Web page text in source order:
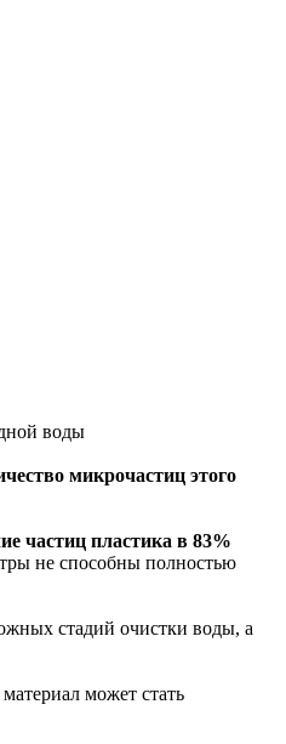
воды
микрочастиц этого
частиц пластика в 83%
не способны полностью
стадий очистки воды, а
может стать